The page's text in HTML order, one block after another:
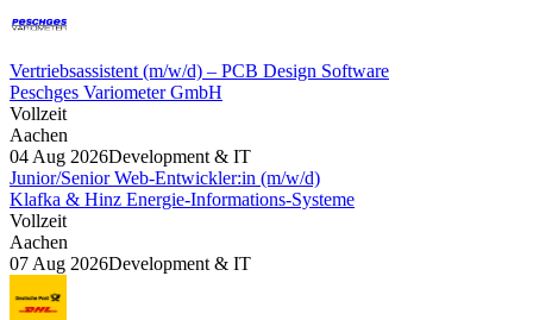
Vertriebsassistent (m/w/d) – PCB Design Software
Peschges Variometer GmbH
Vollzeit
Aachen
04 Aug 2026Development & IT
Junior/Senior Web-Entwickler:in (m/w/d)
Klafka & Hinz Energie-Informations-Systeme
Vollzeit
Aachen
07 Aug 2026Development & IT